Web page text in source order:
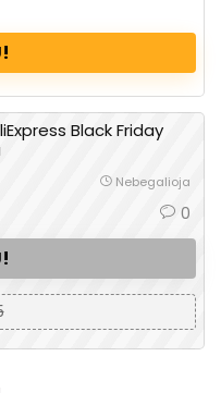
Black Friday
Nebegalioja
0